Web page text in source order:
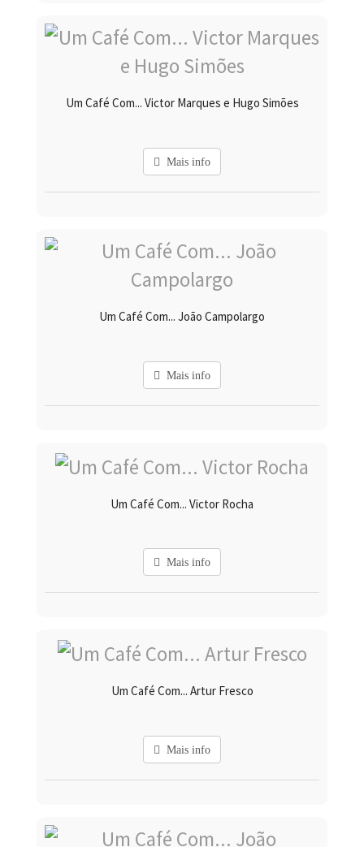
Um Café Com... Victor Marques e Hugo Simões
Mais info
Um Café Com... João Campolargo
Mais info
Um Café Com... Victor Rocha
Mais info
Um Café Com... Artur Fresco
Mais info